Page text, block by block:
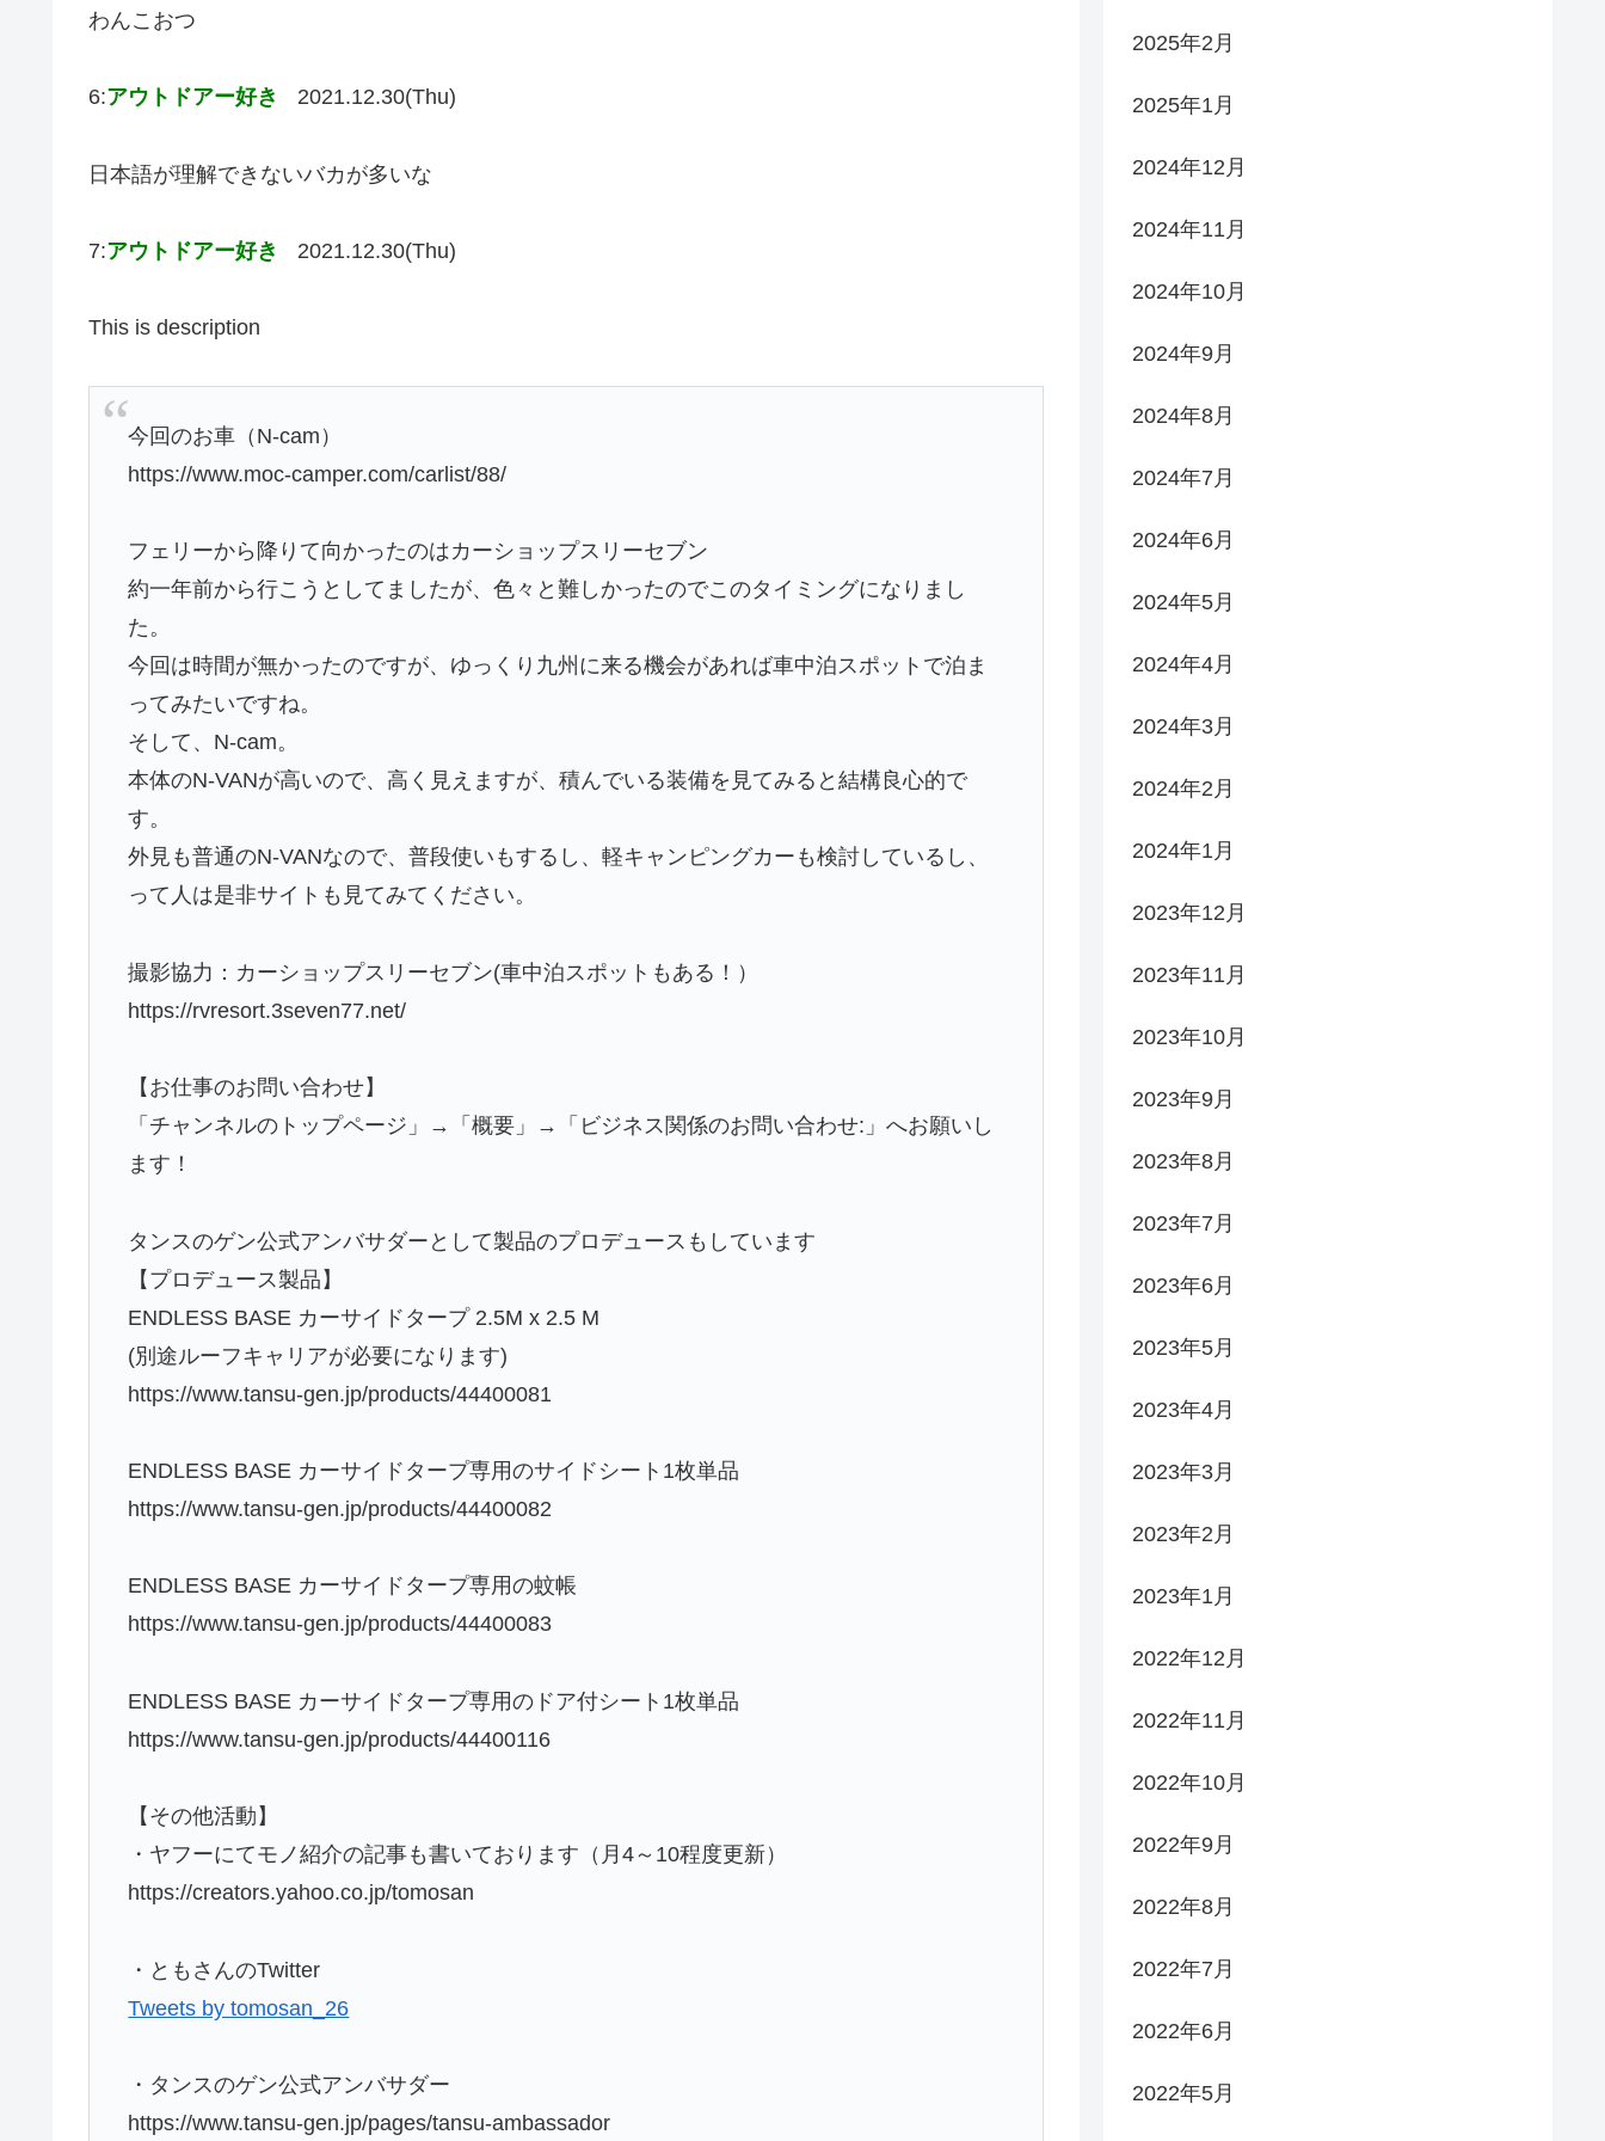
わんこおつ
6:アウトドアー好き 2021.12.30(Thu)
日本語が理解できないバカが多いな
7:アウトドアー好き 2021.12.30(Thu)
This is description
今回のお車（N-cam）
https://www.moc-camper.com/carlist/88/
フェリーから降りて向かったのはカーショップスリーセブン
約一年前から行こうとしてましたが、色々と難しかったのでこのタイミングになりまし
た。
今回は時間が無かったのですが、ゆっくり九州に来る機会があれば車中泊スポットで泊ま
ってみたいですね。
そして、N-cam。
本体のN-VANが高いので、高く見えますが、積んでいる装備を見てみると結構良心的で
す。
外見も普通のN-VANなので、普段使いもするし、軽キャンピングカーも検討しているし、
って人は是非サイトも見てみてください。
撮影協力：カーショップスリーセブン(車中泊スポットもある！）
https://rvresort.3seven77.net/
【お仕事のお問い合わせ】
「チャンネルのトップページ」→「概要」→「ビジネス関係のお問い合わせ:」へお願いし
ます！
タンスのゲン公式アンバサダーとして製品のプロデュースもしています
【プロデュース製品】
ENDLESS BASE カーサイドタープ 2.5M x 2.5 M
(別途ルーフキャリアが必要になります)
https://www.tansu-gen.jp/products/44400081
ENDLESS BASE カーサイドタープ専用のサイドシート1枚単品
https://www.tansu-gen.jp/products/44400082
ENDLESS BASE カーサイドタープ専用の蚊帳
https://www.tansu-gen.jp/products/44400083
ENDLESS BASE カーサイドタープ専用のドア付シート1枚単品
https://www.tansu-gen.jp/products/44400116
【その他活動】
・ヤフーにてモノ紹介の記事も書いております（月4～10程度更新）
https://creators.yahoo.co.jp/tomosan
・ともさんのTwitter
Tweets by tomosan_26
・タンスのゲン公式アンバサダー
https://www.tansu-gen.jp/pages/tansu-ambassador
2025年2月
2025年1月
2024年12月
2024年11月
2024年10月
2024年9月
2024年8月
2024年7月
2024年6月
2024年5月
2024年4月
2024年3月
2024年2月
2024年1月
2023年12月
2023年11月
2023年10月
2023年9月
2023年8月
2023年7月
2023年6月
2023年5月
2023年4月
2023年3月
2023年2月
2023年1月
2022年12月
2022年11月
2022年10月
2022年9月
2022年8月
2022年7月
2022年6月
2022年5月